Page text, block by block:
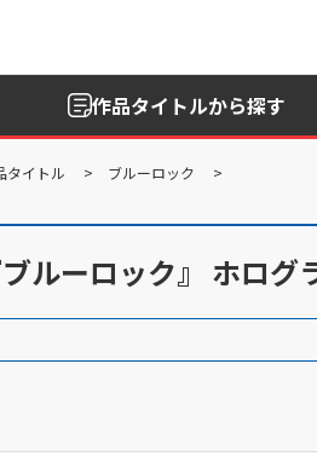
作品タイトルから探す
タイトル ブルーロック
ルーロック』 ホログ